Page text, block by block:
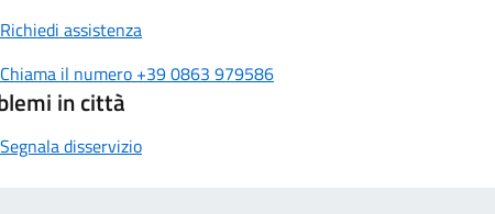
Richiedi assistenza
Chiama il numero +39 0863 979586
in città
Segnala disservizio